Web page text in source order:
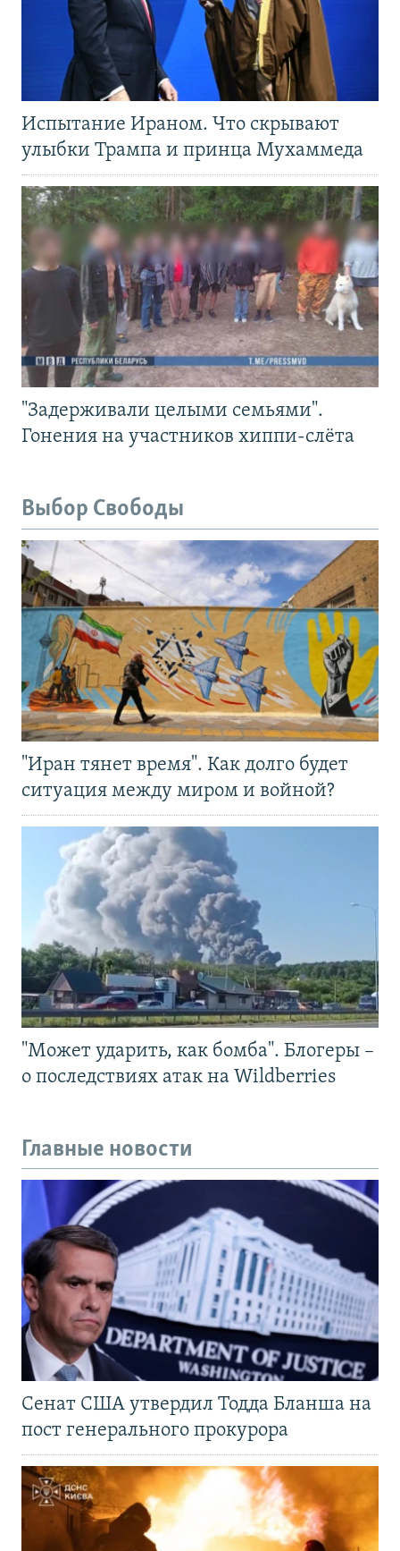
Испытание Ираном. Что скрывают
улыбки Трампа и принца Мухаммеда
"Задерживали целыми семьями".
Гонения на участников хиппи-слёта
Выбор Свободы
"Иран тянет время". Как долго будет
ситуация между миром и войной?
"Может ударить, как бомба". Блогеры –
о последствиях атак на Wildberries
Главные новости
Сенат США утвердил Тодда Бланша на
пост генерального прокурора